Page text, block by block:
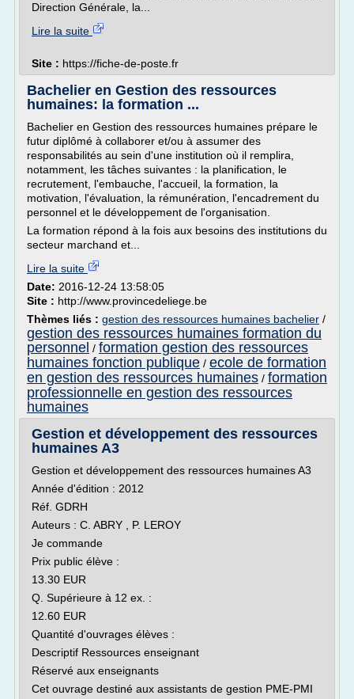
Direction Générale, la...
Lire la suite
Site : https://fiche-de-poste.fr
Bachelier en Gestion des ressources
humaines: la formation ...
Bachelier en Gestion des ressources humaines prépare le
futur diplômé à collaborer et/ou à assumer des
responsabilités au sein d'une institution où il remplira,
notamment, les tâches suivantes : la planification, le
recrutement, l'embauche, l'accueil, la formation, la
motivation, l'évaluation, la rémunération, l'encadrement du
personnel et le développement de l'organisation.
La formation répond à la fois aux besoins des institutions du
secteur marchand et...
Lire la suite
Date: 2016-12-24 13:58:05
Site : http://www.provincedeliege.be
Thèmes liés : gestion des ressources humaines bachelier /
gestion des ressources humaines formation du
personnel / formation gestion des ressources
humaines fonction publique / ecole de formation
en gestion des ressources humaines / formation
professionnelle en gestion des ressources
humaines
Gestion et développement des ressources
humaines A3
Gestion et développement des ressources humaines A3
Année d'édition : 2012
Réf. GDRH
Auteurs : C. ABRY , P. LEROY
Je commande
Prix public élève :
13.30 EUR
Q. Supérieure à 12 ex. :
12.60 EUR
Quantité d'ouvrages élèves :
Descriptif Ressources enseignant
Réservé aux enseignants
Cet ouvrage destiné aux assistants de gestion PME-PMI